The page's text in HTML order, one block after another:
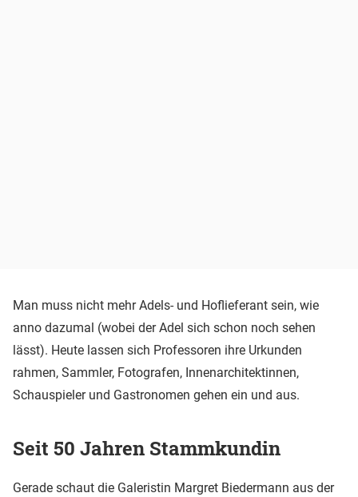
Man muss nicht mehr Adels- und Hoflieferant sein, wie
anno dazumal (wobei der Adel sich schon noch sehen
lässt). Heute lassen sich Professoren ihre Urkunden
rahmen, Sammler, Fotografen, Innenarchitektinnen,
Schauspieler und Gastronomen gehen ein und aus.
Seit 50 Jahren Stammkundin
Gerade schaut die Galeristin Margret Biedermann aus der